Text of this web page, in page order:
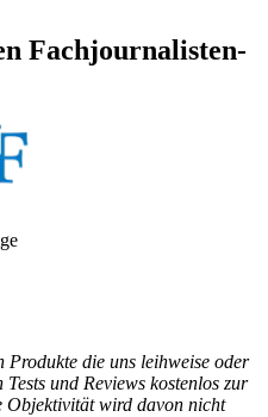
Fachjournalisten-
die uns leihweise oder
und Reviews kostenlos zur
Objektivität wird davon nicht